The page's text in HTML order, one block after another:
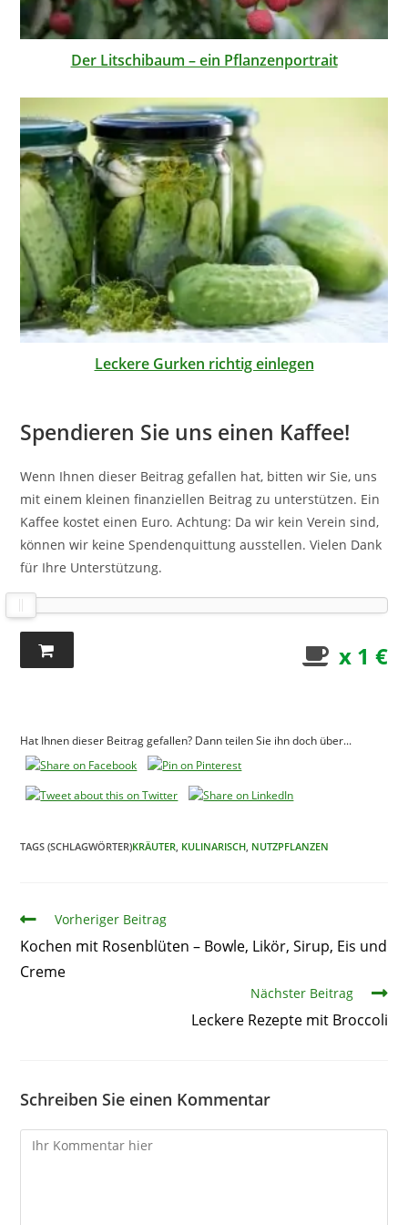
Der Litschibaum – ein Pflanzenportrait
Leckere Gurken richtig einlegen
Spendieren Sie uns einen Kaffee!
Wenn Ihnen dieser Beitrag gefallen hat, bitten wir Sie, uns
mit einem kleinen finanziellen Beitrag zu unterstützen. Ein
Kaffee kostet einen Euro. Achtung: Da wir kein Verein sind,
können wir keine Spendenquittung ausstellen. Vielen Dank
für Ihre Unterstützung.
x 1 €
Hat Ihnen dieser Beitrag gefallen? Dann teilen Sie ihn doch über...
TAGS (SCHLAGWÖRTER)KRÄUTER KULINARISCH NUTZPFLANZEN
ArtikelVorheriger Beitrag
Kochen mit Rosenblüten – Bowle, Likör, Sirup, Eis und
Creme
Nächster Beitrag
Leckere Rezepte mit Broccoli
Schreiben Sie einen Kommentar
Kommentare